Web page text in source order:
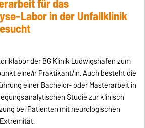
für das
Labor in der Unfallklinik
der BG Klinik Ludwigshafen zum
eine/n Praktikant/in. Auch besteht die
einer Bachelor- oder Masterarbeit in
Studie zur klinisch
bei Patienten mit neurologischen